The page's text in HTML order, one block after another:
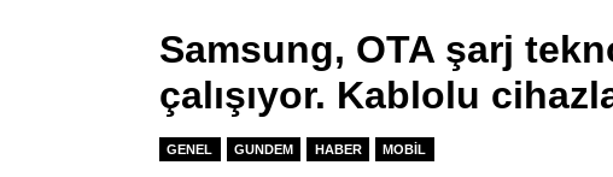
Samsung, OTA şarj
çalışıyor. Kablolu
GENEL GUNDEM HABER MOBIL